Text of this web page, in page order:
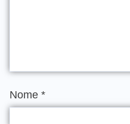
Nome *